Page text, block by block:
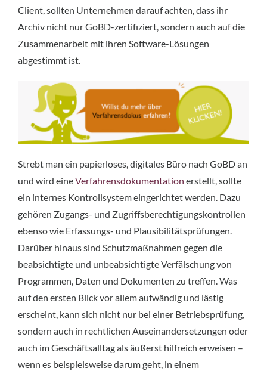
Client, sollten Unternehmen darauf achten, dass ihr
Archiv nicht nur GoBD-zertifiziert, sondern auch auf die
Zusammenarbeit mit ihren Software-Lösungen
abgestimmt ist.
Strebt man ein papierloses, digitales Büro nach GoBD an
und wird eineVerfahrensdokumentation erstellt, sollte
ein internes Kontrollsystem eingerichtet werden. Dazu
gehören Zugangs- und Zugriffsberechtigungskontrollen
ebenso wie Erfassungs- und Plausibilitätsprüfungen.
Darüber hinaus sind Schutzmaßnahmen gegen die
beabsichtigte und unbeabsichtigte Verfälschung von
Programmen, Daten und Dokumenten zu treffen. Was
auf den ersten Blick vor allem aufwändig und lästig
erscheint, kann sich nicht nur bei einer Betriebsprüfung,
sondern auch in rechtlichen Auseinandersetzungen oder
auch im Geschäftsalltag als äußerst hilfreich erweisen –
wenn es beispielsweise darum geht, in einem